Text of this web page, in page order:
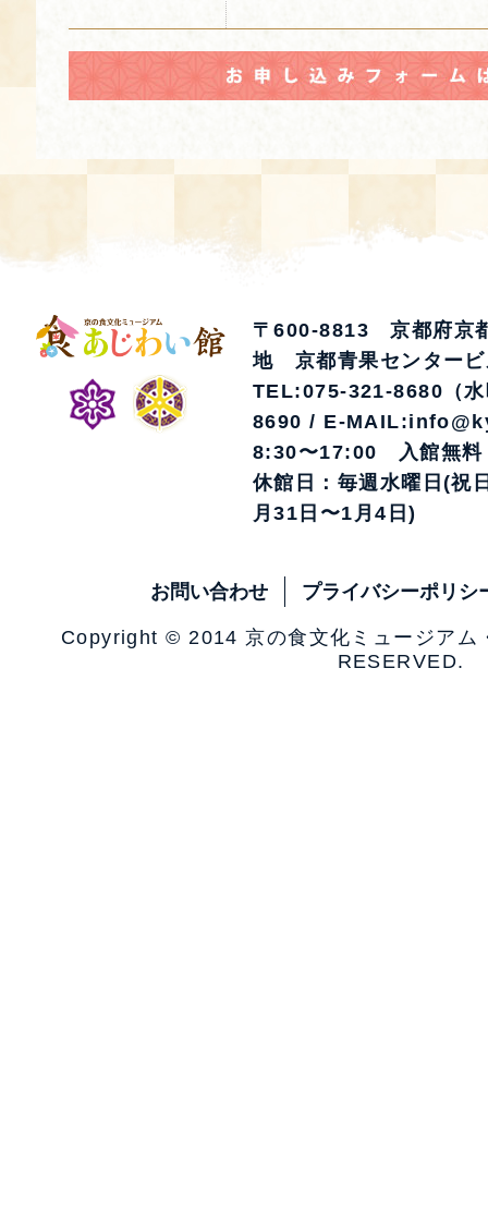
〒600-8813 京都府京
地 京都青果センタービ
TEL:075-321-8680（
8690 / E-
8:30〜17:00 入館無料
休館日：毎週水曜日(祝
月31日〜1月4日)
お問い合わせ プライバシーポリシ
Copyright © 2014 京の食文化ミュージア
RESERVED.